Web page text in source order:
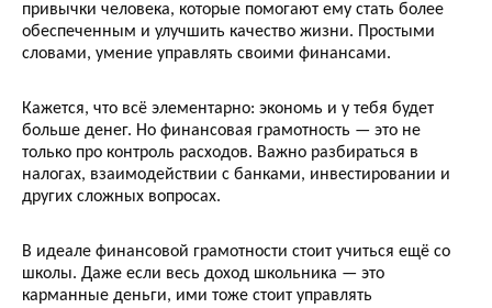
привычки человека, которые помогают ему стать более
обеспеченным и улучшить качество жизни. Простыми
словами, умение управлять своими финансами.
Кажется, что всё элементарно: экономь и у тебя будет
больше денег. Но финансовая грамотность — это не
только про контроль расходов. Важно разбираться в
налогах, взаимодействии с банками, инвестировании и
других сложных вопросах.
В идеале финансовой грамотности стоит учиться ещё со
школы. Даже если весь доход школьника — это
карманные деньги, ими тоже стоит управлять